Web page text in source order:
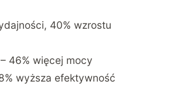
40% wzrostu
46% więcej mocy
wyższa efektywność